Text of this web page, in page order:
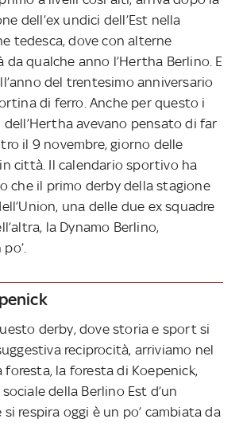
dell’ex undici dell’Est nella
tedesca, dove con alterne
qualche anno l’Hertha Berlino. E
del trentesimo anniversario
di ferro. Anche per questo i
avevano pensato di far
il 9 novembre, giorno delle
città. Il calendario sportivo ha
che il primo derby della stagione
una delle due ex squadre
la Dynamo Berlino,
derby, dove storia e sport si
reciprocità, arriviamo nel
foresta, la foresta di Koepenick,
della Berlino Est d’un
si respira oggi è un po’ cambiata da